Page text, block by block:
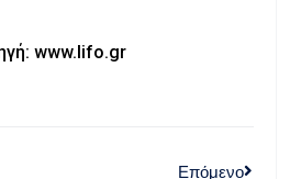
www.lifo.gr
Επόμενο